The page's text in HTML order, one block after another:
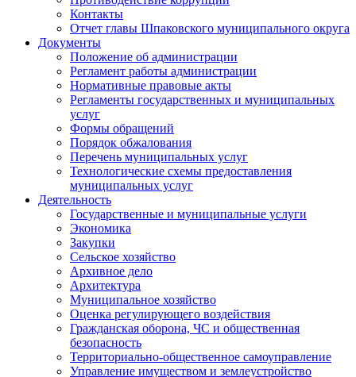
Контакты
Отчет главы Шпаковского муниципального округа
Документы
Положение об администрации
Регламент работы администрации
Нормативные правовые акты
Регламенты государственных и муниципальных
услуг
Формы обращений
Порядок обжалования
Перечень муниципальных услуг
Технологические схемы предоставления
муниципальных услуг
Деятельность
Государственные и муниципальные услуги
Экономика
Закупки
Сельское хозяйство
Архивное дело
Архитектура
Муниципальное хозяйство
Оценка регулирующего воздействия
Гражданская оборона, ЧС и общественная
безопасность
Территориально-общественное самоуправление
Управление имуществом и землеустройство